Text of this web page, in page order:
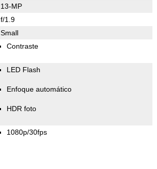
13-MP
f/1.9
Small
Contraste
LED Flash
Enfoque automático
HDR foto
1080p/30fps